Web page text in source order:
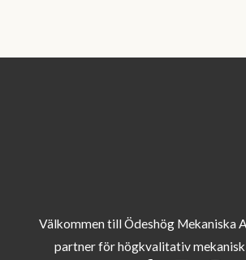
Välkommen till Ödeshög Mekaniska
partner för högkvalitativ